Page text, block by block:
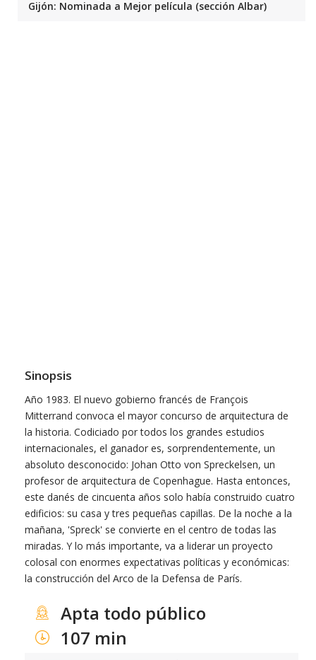
Gijón: Nominada a Mejor película (sección Albar)
Sinopsis
Año 1983. El nuevo gobierno francés de François
Mitterrand convoca el mayor concurso de arquitectura de
la historia. Codiciado por todos los grandes estudios
internacionales, el ganador es, sorprendentemente, un
absoluto desconocido: Johan Otto von Spreckelsen, un
profesor de arquitectura de Copenhague. Hasta entonces,
este danés de cincuenta años solo había construido cuatro
edificios: su casa y tres pequeñas capillas. De la noche a la
mañana, 'Spreck' se convierte en el centro de todas las
miradas. Y lo más importante, va a liderar un proyecto
colosal con enormes expectativas políticas y económicas:
la construcción del Arco de la Defensa de París.
Apta todo público
107 min